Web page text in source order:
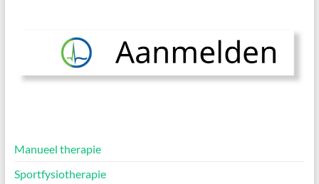
Manueel therapie
Sportfysiotherapie